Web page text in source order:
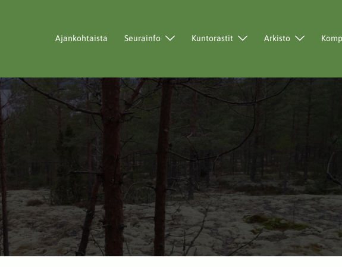
Ajankohtaista Seurainfo Kuntorastit Arkisto